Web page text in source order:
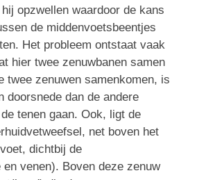
opzwellen waardoor de kans
de middenvoetsbeentjes
Het probleem ontstaat vaak
hier twee zenuwbanen samen
twee zenuwen samenkomen, is
doorsnede dan de andere
tenen gaan. Ook, ligt de
net boven het
dichtbij de
venen). Boven deze zenuw